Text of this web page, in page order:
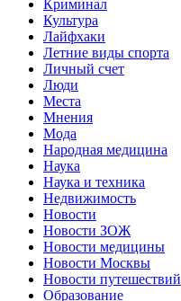
Криминал
Культура
Лайфхаки
Летние виды спорта
Личный счет
Люди
Места
Мнения
Мода
Народная медицина
Наука
Наука и техника
Недвижимость
Новости
Новости ЗОЖ
Новости медицины
Новости Москвы
Новости путешествий
Образование